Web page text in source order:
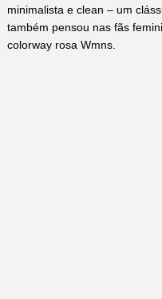
minimalista e clean – um
também pensou nas fãs
colorway rosa Wmns.